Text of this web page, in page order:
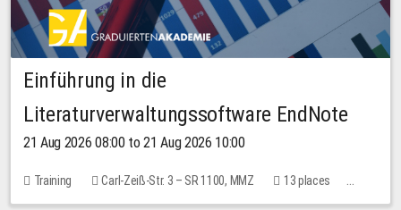
Einführung in die
Literaturverwaltungssoftware EndNote
21 Aug 2026 08:00 to 21 Aug 2026 10:00
Training Carl-Zeiß-Str. 3 – SR 1100, MMZ
13 places
10.00 EUR